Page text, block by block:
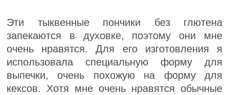
Эти тыквенные пончики без глютена
запекаются в духовке, поэтому они мне
очень нравятся. Для его изготовления я
использовала специальную форму для
выпечки, очень похожую на форму для
кексов. Хотя мне очень нравятся обычные